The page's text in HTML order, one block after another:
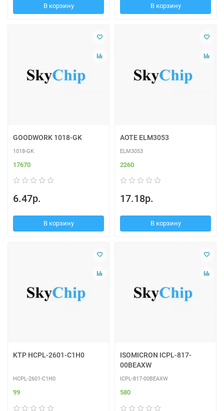
В корзину В корзину
GOODWORK 1018-GK
1018-GK
17670
6.47р.
В корзину
AOTE ELM3053
ELM3053
2260
17.18р.
В корзину
KTP HCPL-2601-C1H0
HCPL-2601-C1H0
99
ISOMICRON ICPL-817-
00BEAXW
ICPL-817-00BEAXW
580